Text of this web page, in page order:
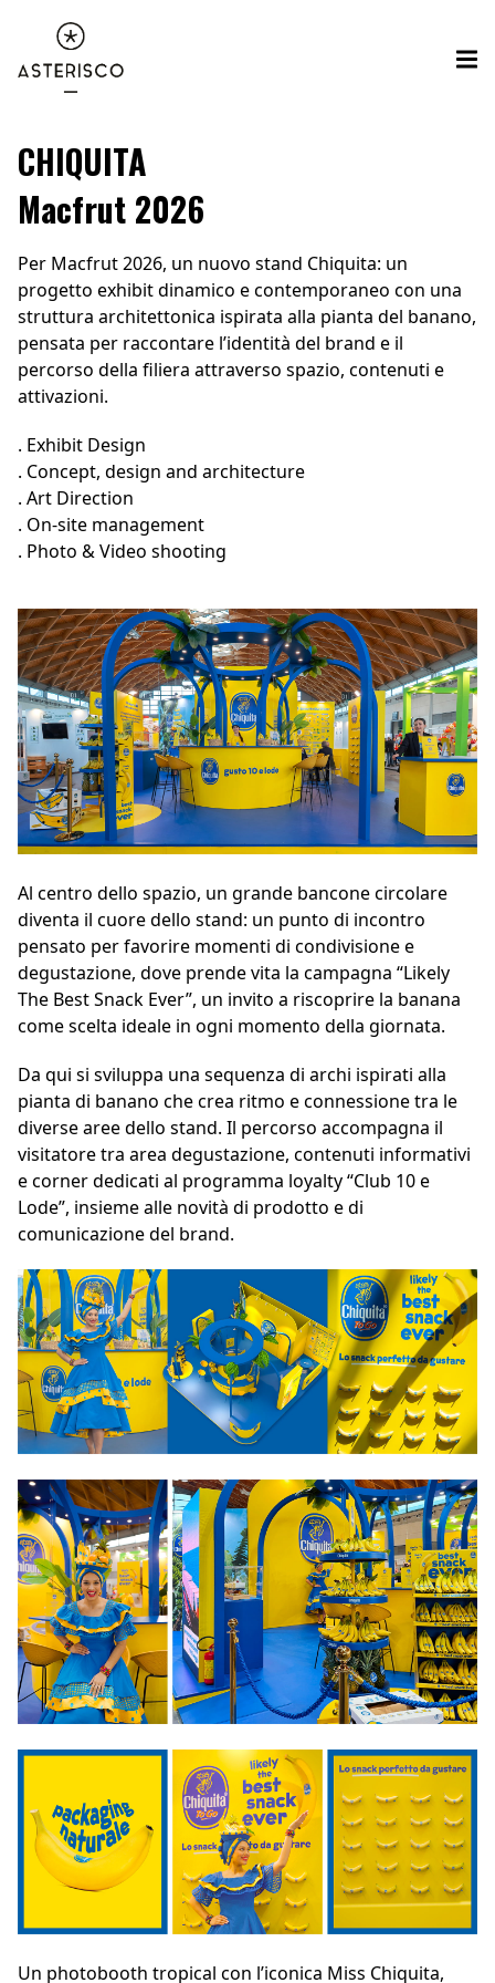
CHIQUITA
Macfrut 2026
Per Macfrut 2026, un nuovo stand Chiquita: un
progetto exhibit dinamico e contemporaneo con una
struttura architettonica ispirata alla pianta del banano,
pensata per raccontare l’identità del brand e il
percorso della filiera attraverso spazio, contenuti e
attivazioni.
. Exhibit Design
. Concept, design and architecture
. Art Direction
. On-site management
. Photo & Video shooting
Al centro dello spazio, un grande bancone circolare
diventa il cuore dello stand: un punto di incontro
pensato per favorire momenti di condivisione e
degustazione, dove prende vita la campagna “Likely
The Best Snack Ever”, un invito a riscoprire la banana
come scelta ideale in ogni momento della giornata.
Da qui si sviluppa una sequenza di archi ispirati alla
pianta di banano che crea ritmo e connessione tra le
diverse aree dello stand. Il percorso accompagna il
visitatore tra area degustazione, contenuti informativi
e corner dedicati al programma loyalty “Club 10 e
Lode”, insieme alle novità di prodotto e di
comunicazione del brand.
Un photobooth tropical con l’iconica Miss Chiquita,